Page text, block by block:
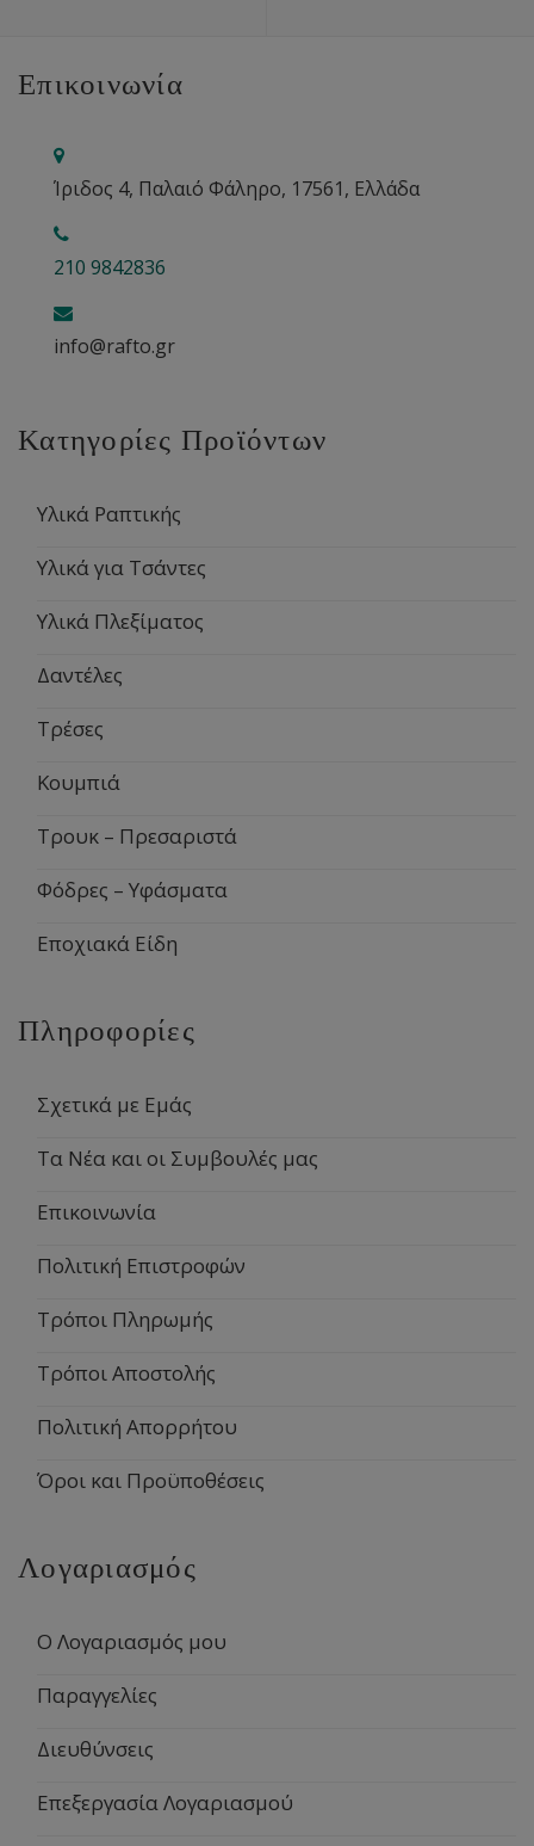
Επικοινωνία
Ίριδος 4, Παλαιό Φάληρο, 17561, Ελλάδα
210 9842836
info@rafto.gr
Κατηγορίες Προϊόντων
Υλικά Ραπτικής
Υλικά για Τσάντες
Υλικά Πλεξίματος
Δαντέλες
Τρέσες
Κουμπιά
Τρουκ – Πρεσαριστά
Φόδρες – Υφάσματα
Εποχιακά Είδη
Πληροφορίες
Σχετικά με Εμάς
Τα Νέα και οι Συμβουλές μας
Επικοινωνία
Πολιτική Επιστροφών
Τρόποι Πληρωμής
Τρόποι Αποστολής
Πολιτική Απορρήτου
Όροι και Προϋποθέσεις
Λογαριασμός
Ο Λογαριασμός μου
Παραγγελίες
Διευθύνσεις
Επεξεργασία Λογαριασμού